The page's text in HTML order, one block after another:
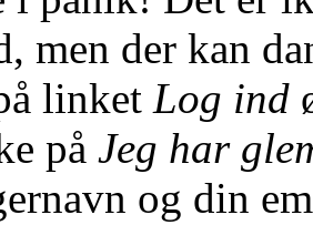
men der kan
linket Log ind
på Jeg har
og din